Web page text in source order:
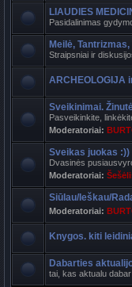
LIAUDIES
Pasidalinimas
Meilė,
Straipsniai ir
ARCHEOLOGIJA
Sveikinimai.
Pasveikinkite,
Moderatoriai:
Sveikas juokas :))
Dvasinės
Moderatoriai:
Siūlau/Ieškau/
Moderatoriai:
Knygos. kiti
Dabarties
tai, kas aktualu